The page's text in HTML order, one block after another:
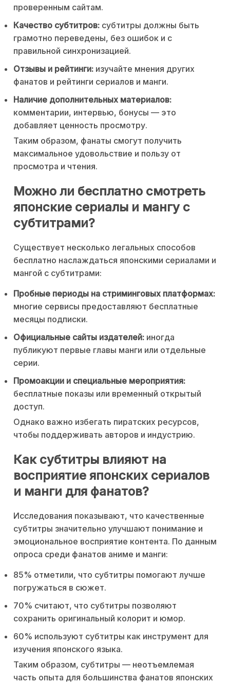
проверенным сайтам.
Качество субтитров: субтитры должны быть
грамотно переведены, без ошибок и с
правильной синхронизацией.
Отзывы и рейтинги: изучайте мнения других
фанатов и рейтинги сериалов и манги.
Наличие дополнительных материалов:
комментарии, интервью, бонусы — это
добавляет ценность просмотру.
Таким образом, фанаты смогут получить
максимальное удовольствие и пользу от
просмотра и чтения.
Можно ли бесплатно смотреть
японские сериалы и мангу с
субтитрами?
Существует несколько легальных способов
бесплатно наслаждаться японскими сериалами и
мангой с субтитрами:
Пробные периоды на стриминговых платформах:
многие сервисы предоставляют бесплатные
месяцы подписки.
Официальные сайты издателей: иногда
публикуют первые главы манги или отдельные
серии.
Промоакции и специальные мероприятия:
бесплатные показы или временный открытый
доступ.
Однако важно избегать пиратских ресурсов,
чтобы поддерживать авторов и индустрию.
Как субтитры влияют на
восприятие японских сериалов
и манги для фанатов?
Исследования показывают, что качественные
субтитры значительно улучшают понимание и
эмоциональное восприятие контента. По данным
опроса среди фанатов аниме и манги:
85% отметили, что субтитры помогают лучше
погружаться в сюжет.
70% считают, что субтитры позволяют
сохранить оригинальный колорит и юмор.
60% используют субтитры как инструмент для
изучения японского языка.
Таким образом, субтитры — неотъемлемая
часть опыта для большинства фанатов японских